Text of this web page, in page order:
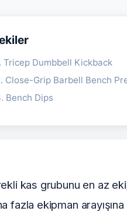
Tricep Dumbbell Kickback
Close-Grip Barbell Bench
Bench Dips
kas grubunu en az
fazla ekipman